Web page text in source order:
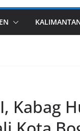
RI–Malaysia Pulau
Kabag